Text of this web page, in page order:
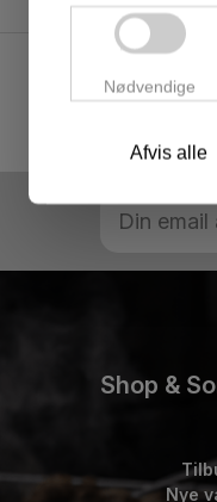
Shop &
Nye
Nødvendige
Afvis alle